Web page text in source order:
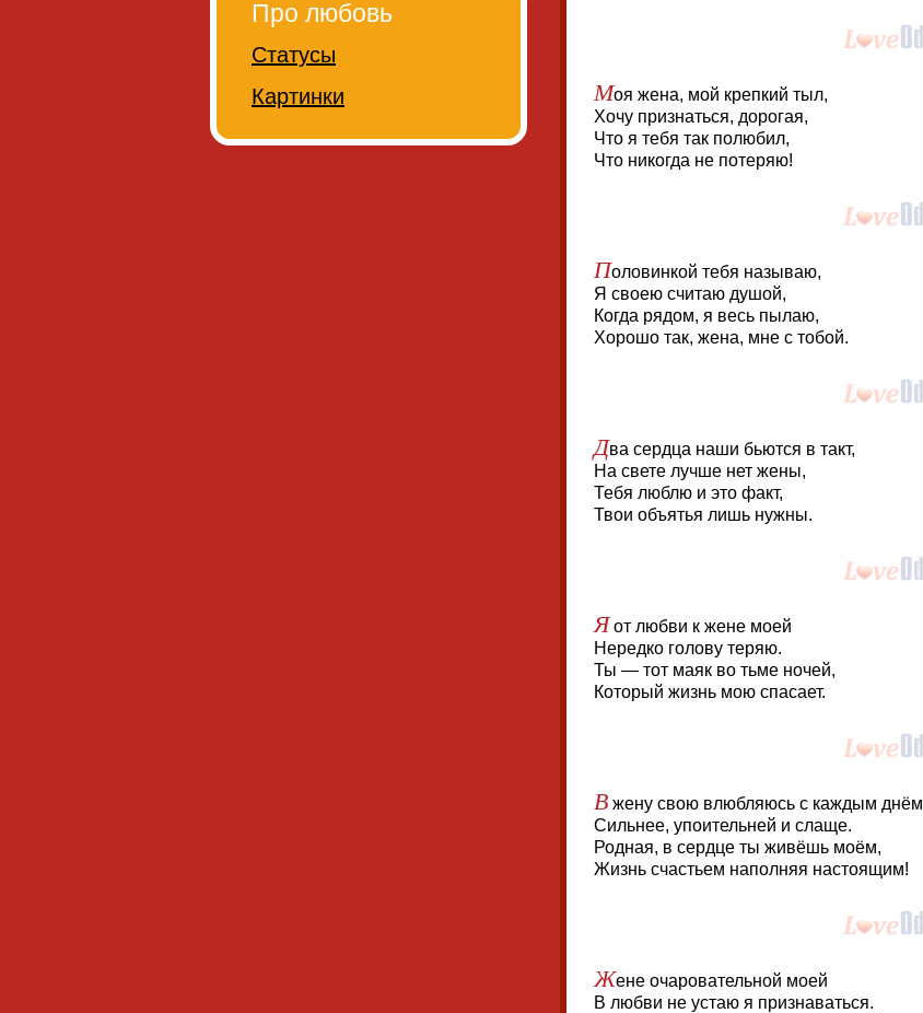
Моя жена, мой крепкий тыл,
Хочу признаться, дорогая,
Что я тебя так полюбил,
Что никогда не потеряю!
Половинкой тебя называю,
Я своею считаю душой,
Когда рядом, я весь пылаю,
Хорошо так, жена, мне с тобой.
Два сердца наши бьются в такт,
На свете лучше нет жены,
Тебя люблю и это факт,
Твои объятья лишь нужны.
Я от любви к жене моей
Нередко голову теряю.
Ты — тот маяк во тьме ночей,
Который жизнь мою спасает.
В жену свою влюбляюсь с каждым днём
Сильнее, упоительней и слаще.
Родная, в сердце ты живёшь моём,
Жизнь счастьем наполняя настоящим!
Жене очаровательной моей
В любви не устаю я признаваться.
Про любовь
Статусы
Картинки